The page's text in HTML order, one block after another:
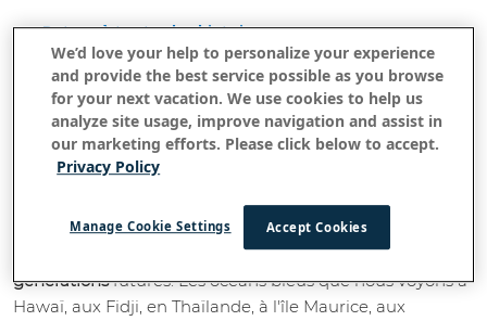
Retour à toutes les histoires
Protégez nos océans :4 Choses
faciles que vous pouvez faire
Juin 10, 2019
Nous voulons tous préserver la beauté des lieux où nous
vivons et que nous visitons, pour nous-mêmes et pour les
générationsfutures. Les océans bleus que nous voyons à
Hawaï, aux Fidji, en Thaïlande, à l'île Maurice, aux
We’d love your help to personalize your experience
and provide the best service possible as you browse
for your next vacation. We use cookies to help us
analyze site usage, improve navigation and assist in
our marketing efforts. Please click below to accept.
Privacy Policy
Accept Cookies
Manage Cookie Settings